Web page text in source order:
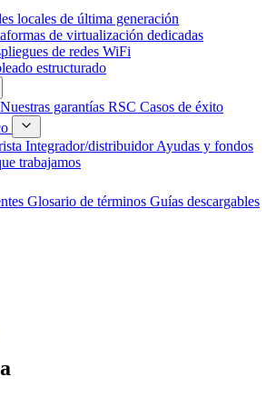
locales de última generación
de virtualización dedicadas
de redes WiFi
estructurado
Nuestras garantías RSC Casos de éxito
Integrador/distribuidorAyudas y fondos
trabajamos
Glosario de términos Guías descargables